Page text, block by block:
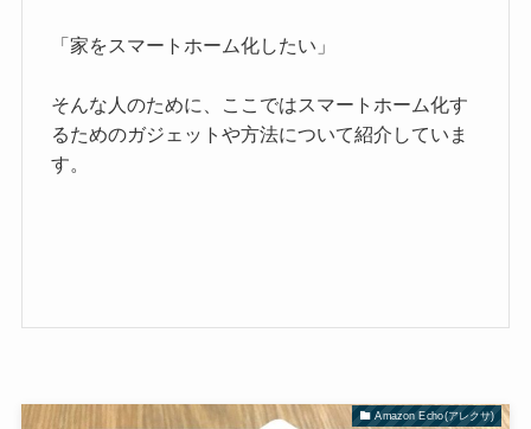
「家をスマートホーム化したい」
そんな人のために、ここではスマートホーム化す
るためのガジェットや方法について紹介していま
す。
Amazon Echo(アレクサ)